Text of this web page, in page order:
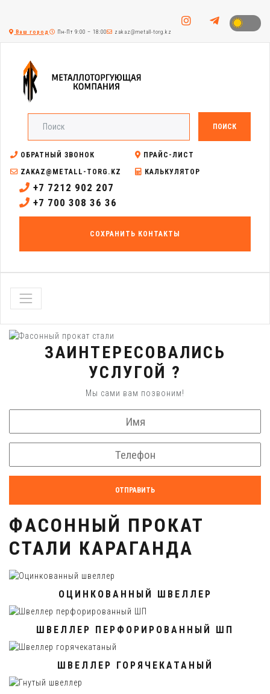
Ваш город Пн-Пт 9:00 – 18:00 zakaz@metall-torg.kz
ПОИСК
ОБРАТНЫЙ ЗВОНОК
ПРАЙС-ЛИСТ
ZAKAZ@METALL-TORG.KZ
КАЛЬКУЛЯТОР
+7 7212 902 207
+7 700 308 36 36
СОХРАНИТЬ КОНТАКТЫ
ЗАИНТЕРЕСОВАЛИСЬ
УСЛУГОЙ ?
Мы сами вам позвоним!
ОТПРАВИТЬ
ФАСОННЫЙ ПРОКАТ
СТАЛИ КАРАГАНДА
ОЦИНКОВАННЫЙ ШВЕЛЛЕР
ШВЕЛЛЕР ПЕРФОРИРОВАННЫЙ ШП
ШВЕЛЛЕР ГОРЯЧЕКАТАНЫЙ